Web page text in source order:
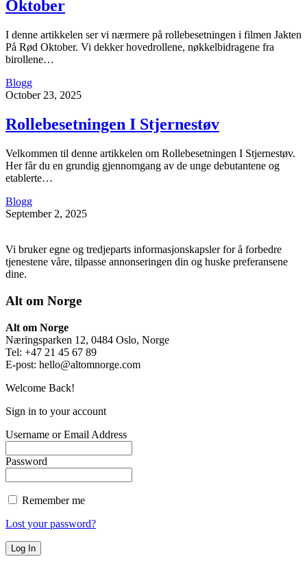
Oktober
I denne artikkelen ser vi nærmere på rollebesetningen i filmen Jakten
På Rød Oktober. Vi dekker hovedrollene, nøkkelbidragene fra
birollene…
Blogg
October 23, 2025
Rollebesetningen I Stjernestøv
Velkommen til denne artikkelen om Rollebesetningen I Stjernestøv.
Her får du en grundig gjennomgang av de unge debutantene og
etablerte…
Blogg
September 2, 2025
Vi bruker egne og tredjeparts informasjonskapsler for å forbedre
tjenestene våre, tilpasse annonseringen din og huske preferansene
dine.
Alt om Norge
Alt om Norge
Næringsparken 12, 0484 Oslo, Norge
Tel: +47 21 45 67 89
E-post: hello@altomnorge.com
Welcome Back!
Sign in to your account
Username or Email Address
Password
Remember me
Lost your password?